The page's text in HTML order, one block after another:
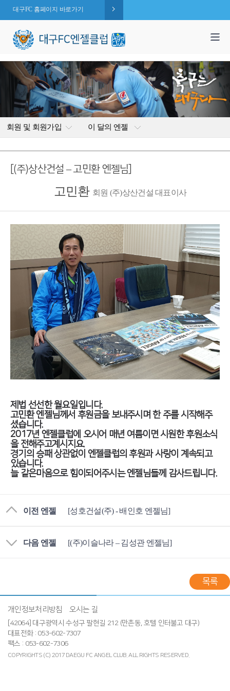
대구FC 홈페이지 바로가기
회원 및 회원가입 이 달의 엔젤
[(주)상산건설 – 고민환 엔젤님]
고민환 회원 (주)상산건설 대표이사
제법 선선한 월요일입니다.
고민환 엔젤님께서 후원금을 보내주시며 한 주를 시작해주
셨습니다.
2017년 엔젤클럽에 오시어 매년 여름이면 시원한 후원소식
을 전해주고계시지요.
경기의 승패 상관없이 엔젤클럽의 후원과 사랑이 계속되고
있습니다.
늘 같은마음으로 힘이되어주시는 엔젤님들께 감사드립니다.
이전 엔젤 [성호건설(주) - 배인호 엔젤님]
다음 엔젤 [(주)이슬나라 – 김성관 엔젤님]
목록
개인정보처리방침 오시는 길
[42064] 대구광역시 수성구 팔현길 212 (만촌동, 호텔 인터불고 대구)
대표전화 : 053-602-7307
팩스 : 053-602-7306
COPYRIGHTS (C) 2017 DAEGU FC ANGEL CLUB. ALL RIGHTS RESERVED.